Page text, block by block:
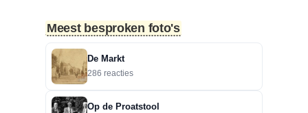
hoge resolutie op mijn mobiel...”
8-8-2026
Bevrijdingslaan en omgeving
“Lastig te zien naar welke kant
deze foto is genomen, maar ik...”
Meest besproken foto's
De Markt
286 reacties
Op de Proatstool